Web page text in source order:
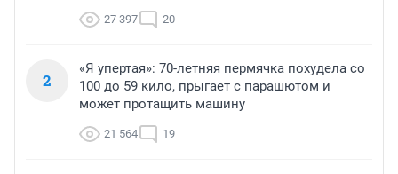
27 397 20
2
«Я упертая»: 70-летняя пермячка похудела со
100 до 59 кило, прыгает с парашютом и
может протащить машину
21 564 19